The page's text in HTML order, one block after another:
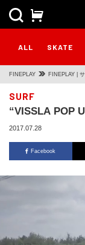
ALL SKATE
FINEPLAY FINEPLAY |
SURF
2017.07.28
Facebook